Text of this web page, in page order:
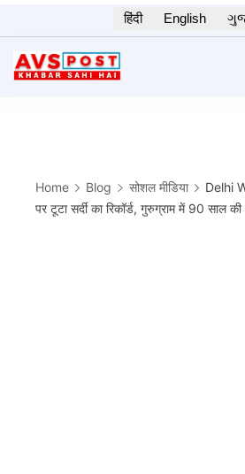
to
content
हिंदी English
Home Blog सोशल मीडिया
Delhi
पर टूटा सर्दी का रिकॉर्ड, गुरुग्राम में 90 साल